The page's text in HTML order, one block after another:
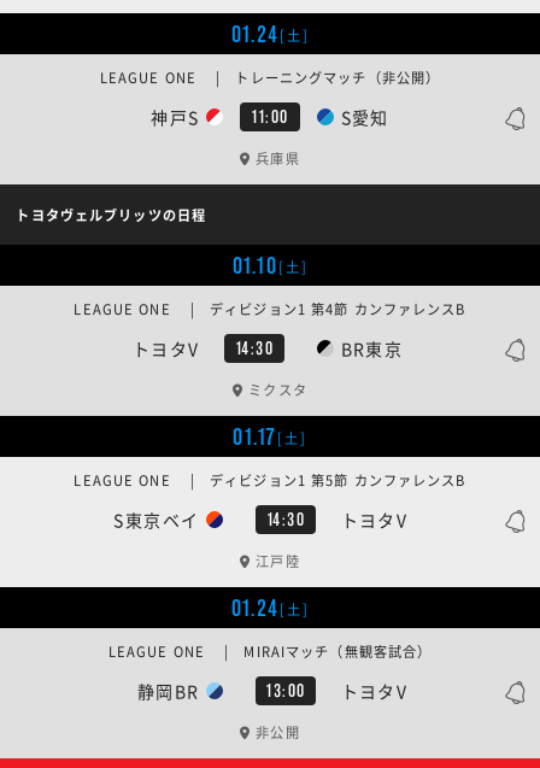
01.24[土]
神戸S 11:00 S愛知
LEAGUE ONE | トレーニングマッチ（非公開）
兵庫県
トヨタヴェルブリッツの日程
01.10[土]
トヨタV 14:30 BR東京
LEAGUE ONE | ディビジョン1 第4節 カンファレンスB
ミクスタ
01.17[土]
S東京ベイ 14:30 トヨタV
LEAGUE ONE | ディビジョン1 第5節 カンファレンスB
江戸陸
01.24[土]
静岡BR 13:00 トヨタV
LEAGUE ONE | MIRAIマッチ（無観客試合）
非公開